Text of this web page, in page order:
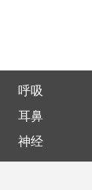
呼吸
耳鼻
神经